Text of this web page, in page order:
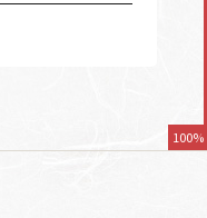
100%